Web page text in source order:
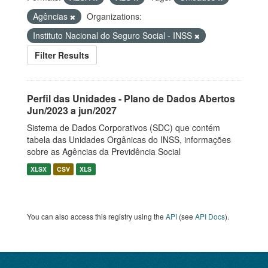
Agências
Organizations:
Instituto Nacional do Seguro Social - INSS
Filter Results
Perfil das Unidades - Plano de Dados Abertos
Jun/2023 a jun/2027
Sistema de Dados Corporativos (SDC) que contém
tabela das Unidades Orgânicas do INSS, informações
sobre as Agências da Previdência Social
XLSX CSV XLS
You can also access this registry using the API (see API Docs).